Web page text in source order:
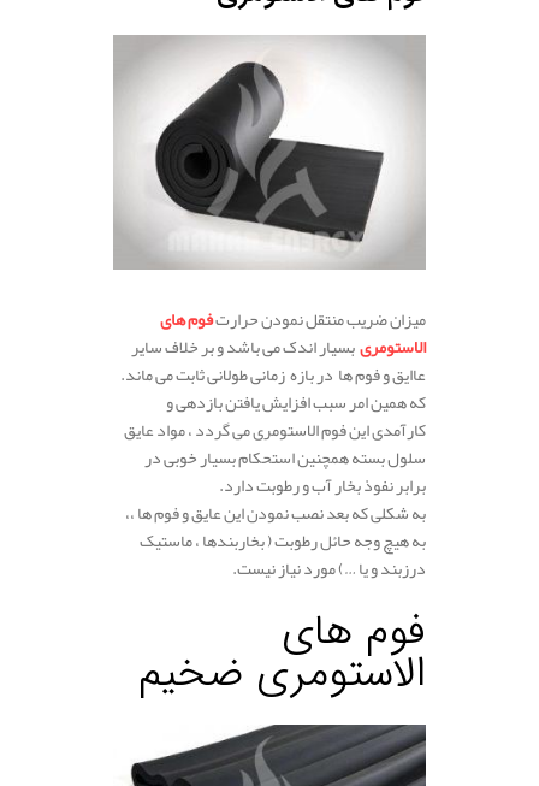
میزان ضریب منتقل نمودن حرارتفوم های
الاستومریبسیار اندک می باشد و بر خلاف سایر
عاایق و فوم ها در بازه زمانی طولانی ثابت می ماند.
که همین امر سبب افزایش یافتن بازدهی و
کارآمدی این فوم الاستومری می گردد ، مواد عایق
سلول بسته همچنین استحکام بسیار خوبی در
برابر نفوذ بخار آب و رطوبت دارد.
به شکلی که بعد نصب نمودن این عایق و فوم ها ،،
به هیچ وجه حائل رطوبت ( بخاربندها ، ماستیک
درزبند و یا …) مورد نیاز نیست.
فوم های
الاستومری ضخیم